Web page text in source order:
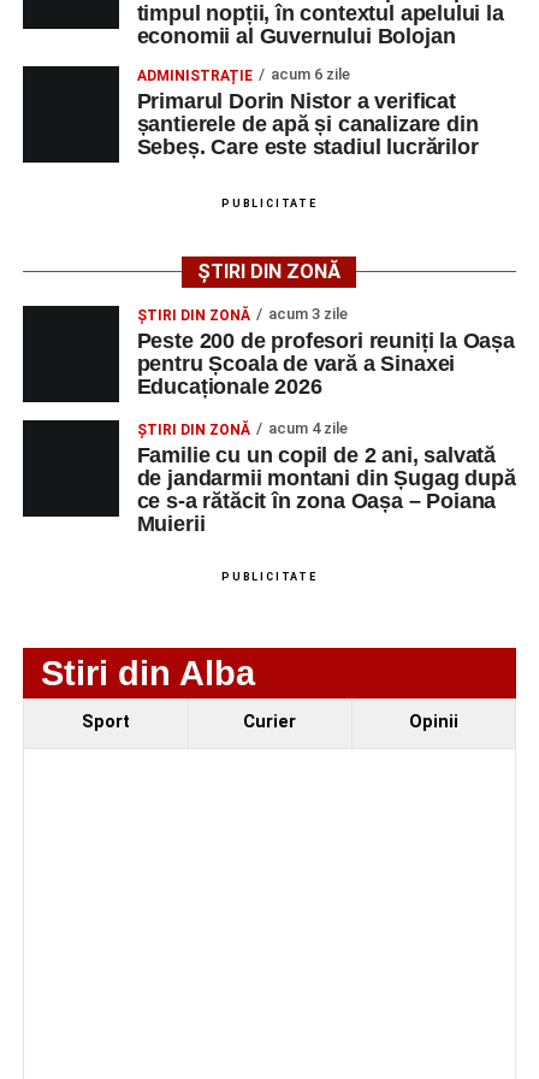
adrese de e-mail, pentru ca persoanele interesate să
poată solicita detalii despre condițiile de angajare,
programul de lucru și procesul de recrutare.
Mai jos puteți consulta lista completă a locurilor de
muncă disponibile în comuna Săsciori la data de 4
AGENT OCUPAŢIA
NR.
NR.
Technology Srl
OPERATOR LA
MASINI-UNELTE
NUMERICA
1 0752826367
Ultimele știri din Sebeș
timpul nopții, în contextul apelului la
economii al Guvernului Bolojan
ADMINISTRAȚIE acum 6 zile
Primarul Dorin Nistor a verificat
șantierele de apă și canalizare din
Sebeș. Care este stadiul lucrărilor
PUBLICITATE
ȘTIRI DIN ZONĂ
ȘTIRI DIN ZONĂ acum 3 zile
Peste 200 de profesori reuniți la Oașa
pentru Școala de vară a Sinaxei
Educaționale 2026
ȘTIRI DIN ZONĂ acum 4 zile
Familie cu un copil de 2 ani, salvată
de jandarmii montani din Șugag după
ce s-a rătăcit în zona Oașa – Poiana
Muierii
PUBLICITATE
Stiri din Alba
Sport Curier Opinii